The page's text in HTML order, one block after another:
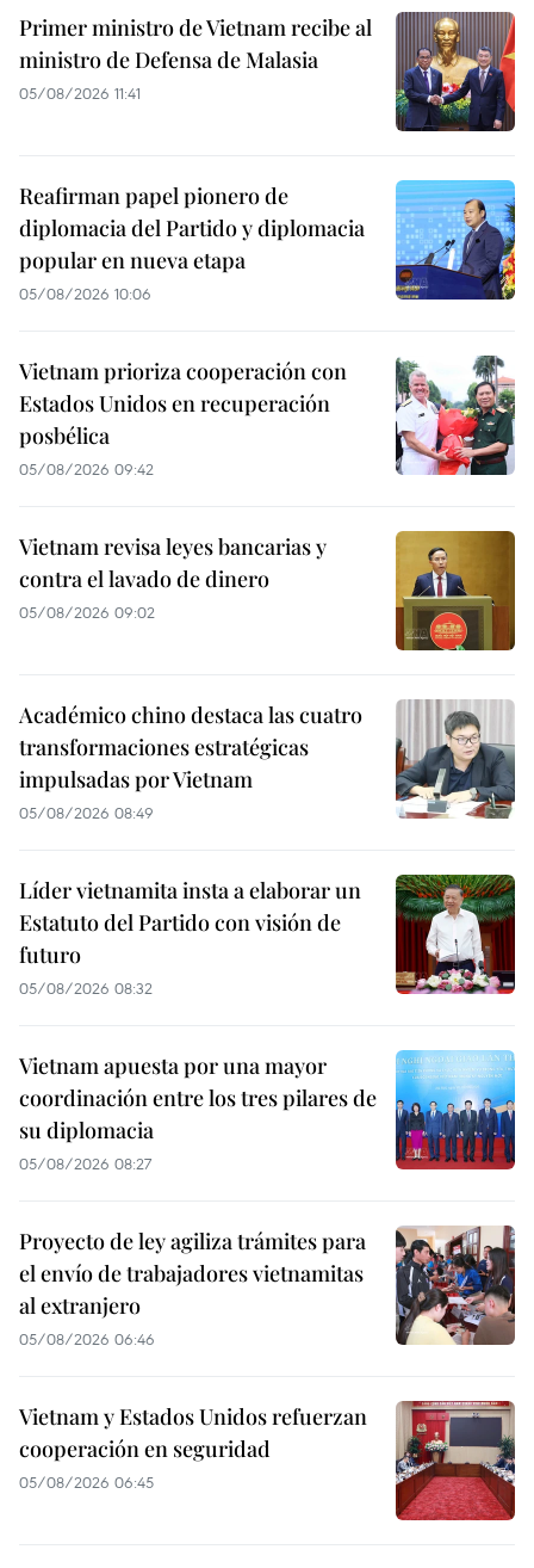
Primer ministro de Vietnam recibe al
ministro de Defensa de Malasia
05/08/2026 11:41
Reafirman papel pionero de
diplomacia del Partido y diplomacia
popular en nueva etapa
05/08/2026 10:06
Vietnam prioriza cooperación con
Estados Unidos en recuperación
posbélica
05/08/2026 09:42
Vietnam revisa leyes bancarias y
contra el lavado de dinero
05/08/2026 09:02
Académico chino destaca las cuatro
transformaciones estratégicas
impulsadas por Vietnam
05/08/2026 08:49
Líder vietnamita insta a elaborar un
Estatuto del Partido con visión de
futuro
05/08/2026 08:32
Vietnam apuesta por una mayor
coordinación entre los tres pilares de
su diplomacia
05/08/2026 08:27
Proyecto de ley agiliza trámites para
el envío de trabajadores vietnamitas
al extranjero
05/08/2026 06:46
Vietnam y Estados Unidos refuerzan
cooperación en seguridad
05/08/2026 06:45